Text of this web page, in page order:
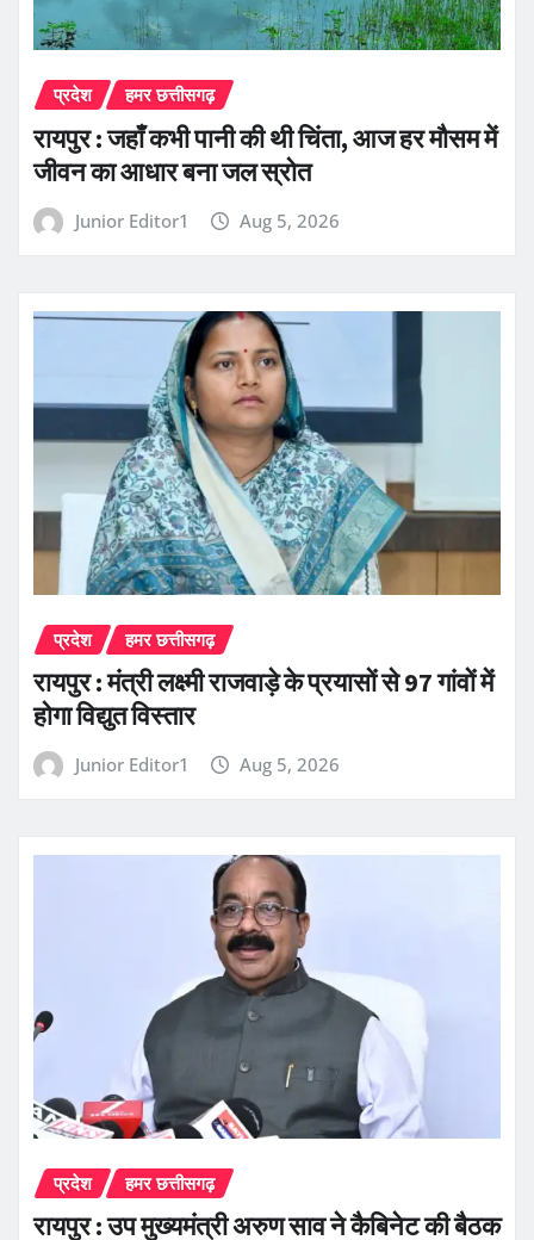
प्रदेश हमर छत्तीसगढ़
रायपुर : जहाँ कभी पानी की थी चिंता, आज हर मौसम में
जीवन का आधार बना जल स्रोत
Junior Editor1 Aug 5, 2026
प्रदेश हमर छत्तीसगढ़
रायपुर : मंत्री लक्ष्मी राजवाड़े के प्रयासों से 97 गांवों में
होगा विद्युत विस्तार
Junior Editor1 Aug 5, 2026
प्रदेश हमर छत्तीसगढ़
रायपुर : उप मुख्यमंत्री अरुण साव ने कैबिनेट की बैठक